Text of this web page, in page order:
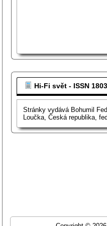
Hi-Fi svět - ISSN
Stránky vydává Bohumil
Loučka, Česká republika,